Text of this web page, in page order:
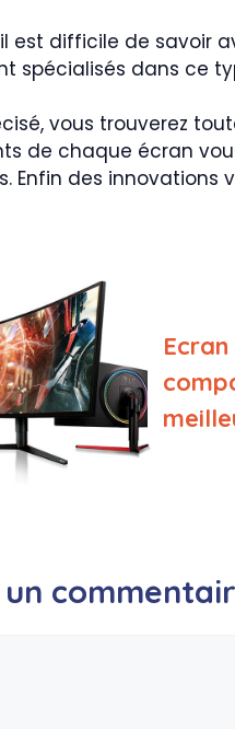
est difficile de savoir
spécialisés dans ce
vous trouverez
de chaque écran
Enfin des innovations